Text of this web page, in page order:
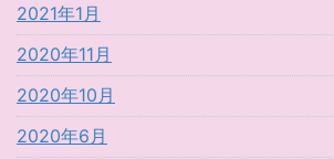
2021年1月
2020年11月
2020年10月
2020年6月